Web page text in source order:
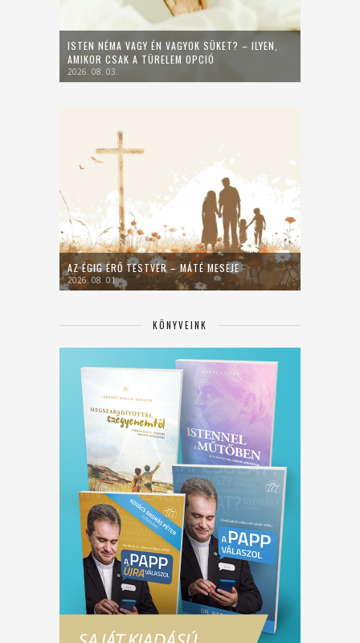
ISTEN NÉMA VAGY ÉN VAGYOK SÜKET? – ILYEN,
AMIKOR CSAK A TÜRELEM OPCIÓ
2026. 08. 03.
AZ ÉGIG ÉRŐ TESTVÉR – MÁTÉ MESÉJE
2026. 08. 01.
KÖNYVEINK